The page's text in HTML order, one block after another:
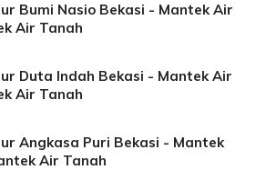
Bumi Nasio Bekasi - Mantek Air
Air Tanah
Duta Indah Bekasi - Mantek Air
Air Tanah
Angkasa Puri Bekasi - Mantek
Air Tanah